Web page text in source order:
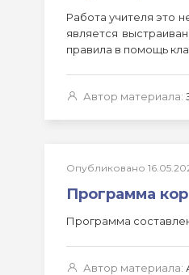
Работа учителя это
является
правила в помощь
Автор материала:
Опубликовано
Программа
Программа
Автор материала: